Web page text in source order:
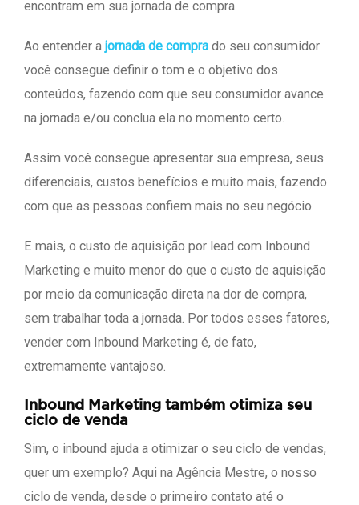
encontram em sua jornada de compra.
Ao entender a jornada de compra do seu consumidor
você consegue definir o tom e o objetivo dos
conteúdos, fazendo com que seu consumidor avance
na jornada e/ou conclua ela no momento certo.
Assim você consegue apresentar sua empresa, seus
diferenciais, custos benefícios e muito mais, fazendo
com que as pessoas confiem mais no seu negócio.
E mais, o custo de aquisição por lead com Inbound
Marketing e muito menor do que o custo de aquisição
por meio da comunicação direta na dor de compra,
sem trabalhar toda a jornada. Por todos esses fatores,
vender com Inbound Marketing é, de fato,
extremamente vantajoso.
Inbound Marketing também otimiza seu
ciclo de venda
Sim, o inbound ajuda a otimizar o seu ciclo de vendas,
quer um exemplo? Aqui na Agência Mestre, o nosso
ciclo de venda, desde o primeiro contato até o